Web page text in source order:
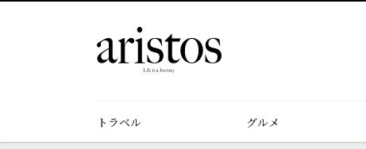
トラベル グルメ